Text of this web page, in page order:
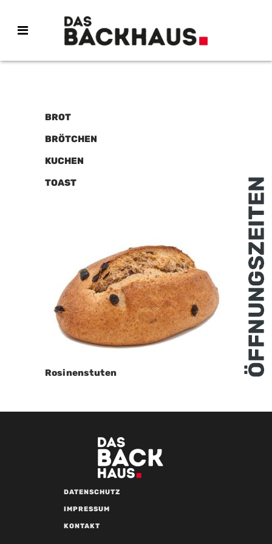
BROT
BRÖTCHEN
KUCHEN
TOAST
Rosinenstuten
DATENSCHUTZ
IMPRESSUM
KONTAKT